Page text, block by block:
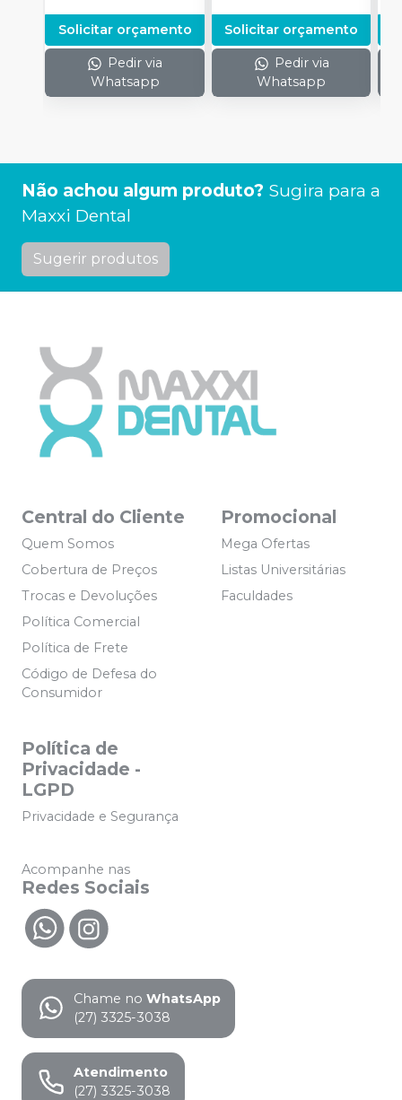
Solicitar orçamento
Pedir via
Whatsapp
Solicitar orçamento
Pedir via
Whatsapp
Não achou algum produto? Sugira para a
Maxxi Dental
Sugerir produtos
Central do Cliente
Quem Somos
Cobertura de Preços
Trocas e Devoluções
Política Comercial
Política de Frete
Código de Defesa do
Consumidor
Promocional
Mega Ofertas
Listas Universitárias
Faculdades
Política de
Privacidade -
LGPD
Privacidade e Segurança
Acompanhe nas
Redes Sociais
Chame no WhatsApp
(27) 3325-3038
Atendimento
(27) 3325-3038